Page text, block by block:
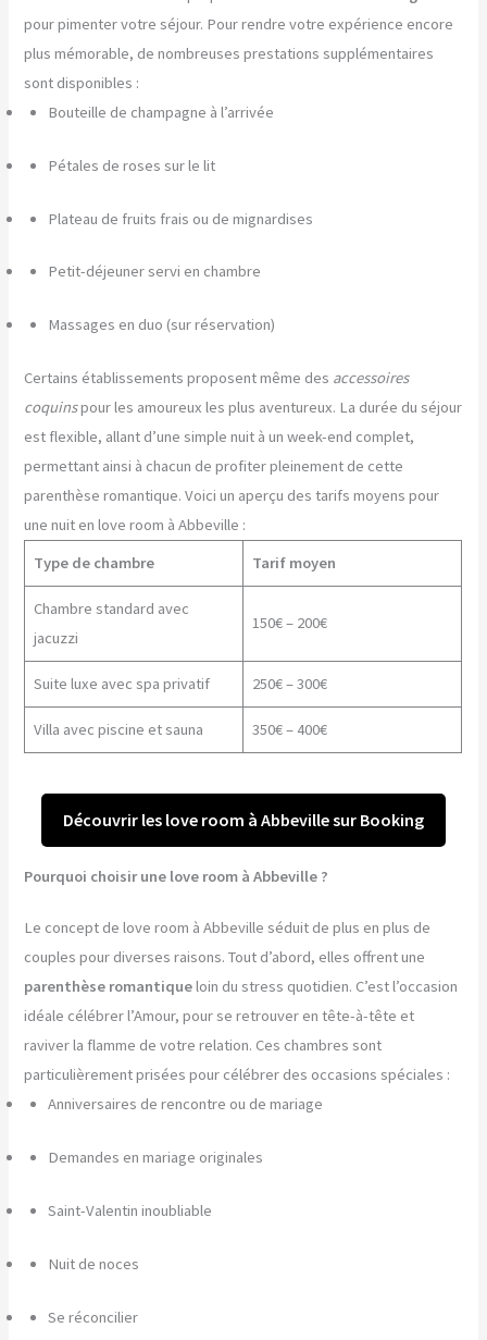
pour pimenter votre séjour. Pour rendre votre expérience encore
plus mémorable, de nombreuses prestations supplémentaires
sont disponibles :
Bouteille de champagne à l’arrivée
Pétales de roses sur le lit
Plateau de fruits frais ou de mignardises
Petit-déjeuner servi en chambre
Massages en duo (sur réservation)
Certains établissements proposent même des accessoires
coquinspour les amoureux les plus aventureux. La durée du séjour
est flexible, allant d’une simple nuit à un week-end complet,
permettant ainsi à chacun de profiter pleinement de cette
parenthèse romantique. Voici un aperçu des tarifs moyens pour
une nuit en love room à Abbeville :
Type de chambre
Tarif moyen
Chambre standard avec
jacuzzi
150€ – 200€
Suite luxe avec spa privatif 250€ – 300€
Villa avec piscine et sauna 350€ – 400€
Découvrir les love room à Abbeville sur Booking
Pourquoi choisir une love room à Abbeville ?
Le concept de love room à Abbeville séduit de plus en plus de
couples pour diverses raisons. Tout d’abord, elles offrent une
parenthèse romantiqueloin du stress quotidien. C’est l’occasion
idéale célébrer l’Amour, pour se retrouver en tête-à-tête et
raviver la flamme de votre relation. Ces chambres sont
particulièrement prisées pour célébrer des occasions spéciales :
Anniversaires de rencontre ou de mariage
Demandes en mariage originales
Saint-Valentin inoubliable
Nuit de noces
Se réconcilier